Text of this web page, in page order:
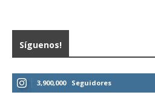
Síguenos!
3,900,000 Seguidores